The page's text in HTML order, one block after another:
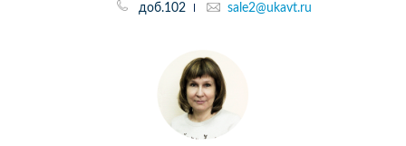
доб.102 sale2@ukavt.ru